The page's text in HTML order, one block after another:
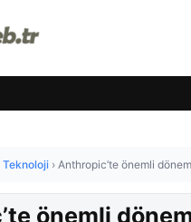
Teknoloji › Anthropic’te önemli
önemli